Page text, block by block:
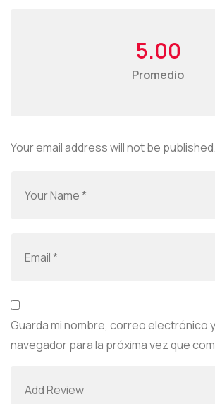
5.00
Promedio
Your email address will not be published.
Guarda mi nombre, correo electrónico
navegador para la próxima vez que